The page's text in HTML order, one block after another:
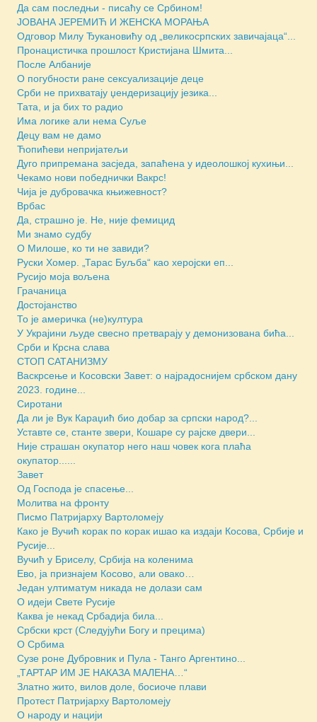
Да сам последњи - писаћу се Србином!
JОВАНА ЈЕРЕМИЋ И ЖЕНСКА МОРАЊА
Одговор Милу Ђукановићу од „великосрпских завичајаца“...
Пронацистичка прошлост Кристијана Шмита...
После Албаније
О погубности ране сексуализације деце
Срби не прихватају џендеризацију језика...
Тата, и ја бих то радио
Има логике али нема Суље
Децу вам не дамо
Ћопићеви непријатељи
Дуго припремана засједа, запаћена у идеолошкој кухињи...
Чекамо нови победнички Вакрс!
Чија је дубровачка књижевност?
Врбас
Да, страшно је. Не, није фемицид
Ми знамо судбу
О Милоше, ко ти не завиди?
Руски Хомер. „Тарас Буљба“ као херојски еп...
Русијо моја вољена
Грачаница
Достојанство
То је америчка (не)култура
У Украјини људе свесно претварају у демонизована бића...
Срби и Крсна слава
СТОП САТАНИЗМУ
Васкрсење и Косовски Завет: о најрадоснијем србском дану
2023. године...
Сиротани
Да ли је Вук Караџић био добар за српски народ?...
Уставте се, станте звери, Кошаре су рајске двери...
Није страшан окупатор него наш човек кога плаћа
окупатор......
Завет
Од Господа је спасење...
Молитва на фронту
Писмо Патријарху Вартоломеју
Како је Вучић корак по корак ишао ка издаји Косова, Србије и
Русије...
Вучић у Бриселу, Србија на коленима
Ево, ја признајем Косово, али овако…
Један ултиматум никада не долази сам
О идеји Свете Русије
Каква је некад Србадија била...
Србски крст (Следујући Богу и прецима)
О Србима
Сузе роне Дубровник и Пула - Танго Аргентино...
„ТАРТАР ИМ ЈЕ НАКАЗА МАЛЕНА…“
Златно жито, вилов доле, босиоче плави
Протест Патријарху Вартоломеју
О народу и нацији